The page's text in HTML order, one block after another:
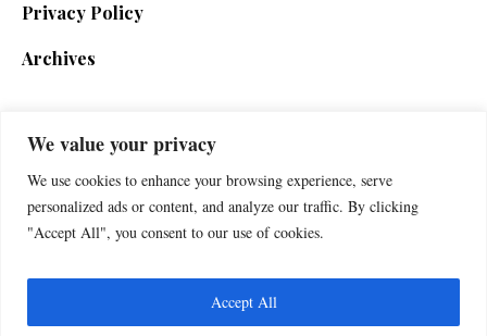
We value your privacy
We use cookies to enhance your browsing experience, serve
personalized ads or content, and analyze our traffic. By clicking
"Accept All", you consent to our use of cookies.
Accept All
Privacy Policy
Archives
SIGN UP FOR THE NEWSLETTER